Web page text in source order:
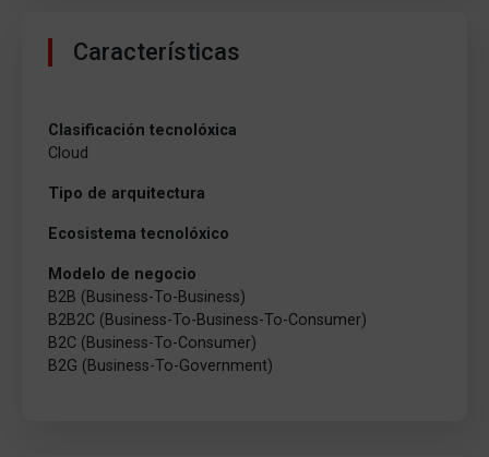
Características
Clasificación tecnolóxica
Cloud
Tipo de arquitectura
Ecosistema tecnolóxico
Modelo de negocio
B2B (Business-To-Business)
B2B2C (Business-To-Business-To-Consumer)
B2C (Business-To-Consumer)
B2G (Business-To-Government)